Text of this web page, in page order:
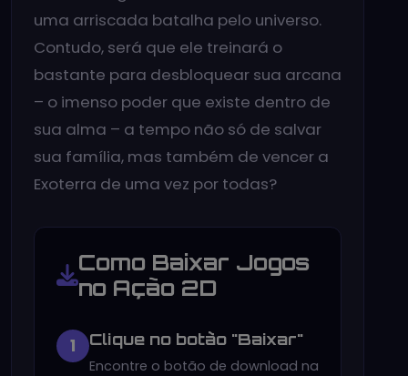
uma arriscada batalha pelo universo.
Contudo, será que ele treinará o
bastante para desbloquear sua arcana
– o imenso poder que existe dentro de
sua alma – a tempo não só de salvar
sua família, mas também de vencer a
Exoterra de uma vez por todas?
Como Baixar Jogos
no Ação 2D
1 Clique no botão "Baixar"
Encontre o botão de download na